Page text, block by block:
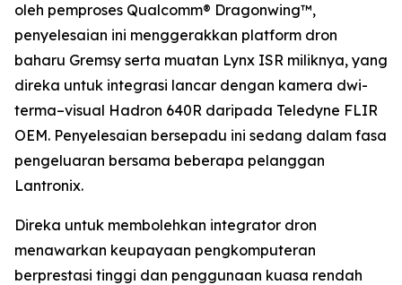
oleh pemproses Qualcomm® Dragonwing™,
penyelesaian ini menggerakkan platform dron
baharu Gremsy serta muatan Lynx ISR miliknya, yang
direka untuk integrasi lancar dengan kamera dwi-
terma–visual Hadron 640R daripada Teledyne FLIR
OEM. Penyelesaian bersepadu ini sedang dalam fasa
pengeluaran bersama beberapa pelanggan
Lantronix.
Direka untuk membolehkan integrator dron
menawarkan keupayaan pengkomputeran
berprestasi tinggi dan penggunaan kuasa rendah